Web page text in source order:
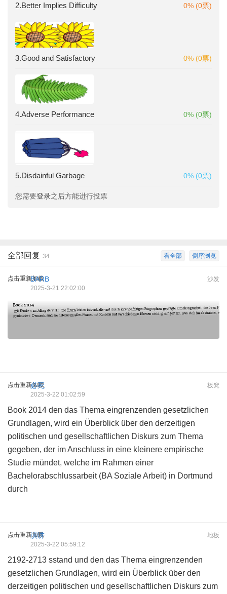
2.Better Implies Difficulty 0% (0票)
3.Good and Satisfactory 0% (0票)
4.Adverse Performance 0% (0票)
5.Disdainful Garbage 0% (0票)
您需要登录之后方能进行投票
倒序浏览
看全部
全部回复 34
点击重新加载 沙发
BARB
2025-3-21 22:02:00
点击重新加载 板凳
必死
2025-3-22 01:02:59
Book 2014 den das Thema eingrenzenden gesetzlichen
Grundlagen, wird ein Überblick über den derzeitigen
politischen und gesellschaftlichen Diskurs zum Thema
gegeben, der im Anschluss in eine kleinere empirische
Studie mündet, welche im Rahmen einer
Bachelorabschlussarbeit (BA Soziale Arbeit) in Dortmund
durch
点击重新加载 地板
演讲
2025-3-22 05:59:12
2192-2713 sstand und den das Thema eingrenzenden
gesetzlichen Grundlagen, wird ein Überblick über den
derzeitigen politischen und gesellschaftlichen Diskurs zum